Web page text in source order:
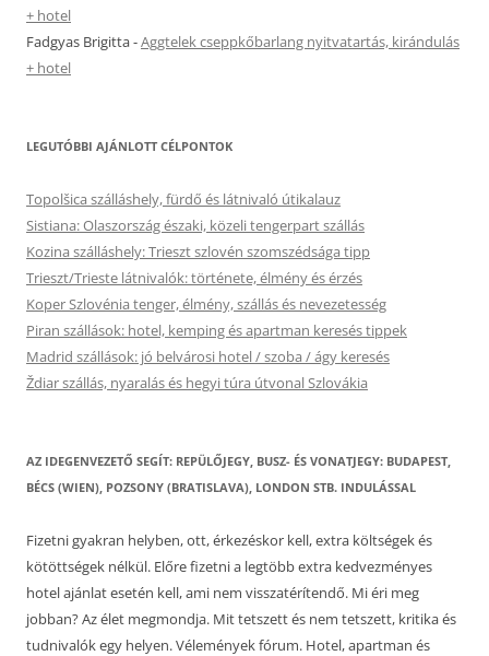
+ hotel
Fadgyas Brigitta-Aggtelek cseppkőbarlang nyitvatartás, kirándulás
+ hotel
LEGUTÓBBI AJÁNLOTT CÉLPONTOK
Topolšica szálláshely, fürdő és látnivaló útikalauz
Sistiana: Olaszország északi, közeli tengerpart szállás
Kozina szálláshely: Trieszt szlovén szomszédsága tipp
Trieszt/Trieste látnivalók: története, élmény és érzés
Koper Szlovénia tenger, élmény, szállás és nevezetesség
Piran szállások: hotel, kemping és apartman keresés tippek
Madrid szállások: jó belvárosi hotel / szoba / ágy keresés
Ždiar szállás, nyaralás és hegyi túra útvonal Szlovákia
AZ IDEGENVEZETŐ SEGÍT: REPÜLŐJEGY, BUSZ- ÉS VONATJEGY: BUDAPEST,
BÉCS (WIEN), POZSONY (BRATISLAVA), LONDON STB. INDULÁSSAL
Fizetni gyakran helyben, ott, érkezéskor kell, extra költségek és
kötöttségek nélkül. Előre fizetni a legtöbb extra kedvezményes
hotel ajánlat esetén kell, ami nem visszatérítendő. Mi éri meg
jobban? Az élet megmondja. Mit tetszett és nem tetszett, kritika és
tudnivalók egy helyen. Vélemények fórum. Hotel, apartman és